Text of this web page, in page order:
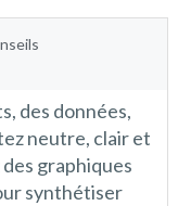
des données,
neutre, clair et
graphiques
synthétiser